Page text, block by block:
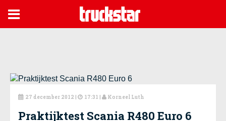

 27 december 2012 |  17:31 |  Korneel Luth
Praktijktest Scania R480 Euro 6